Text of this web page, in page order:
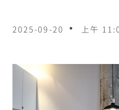
2025-09-20 上午